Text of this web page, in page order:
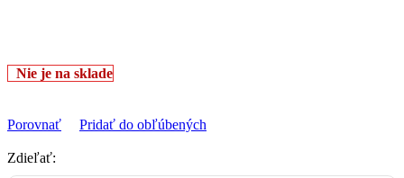
Nie je na sklade
Porovnať Pridať do obľúbených
Zdieľať: